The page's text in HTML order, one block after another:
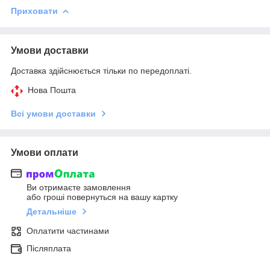
Приховати
Умови доставки
Доставка здійснюється тільки по передоплаті.
Нова Пошта
Всі умови доставки
Умови оплати
Ви отримаєте замовлення
або гроші повернуться на вашу картку
Детальніше
Оплатити частинами
Післяплата